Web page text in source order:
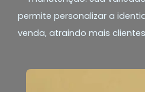
permite personalizar a
venda, atraindo mais